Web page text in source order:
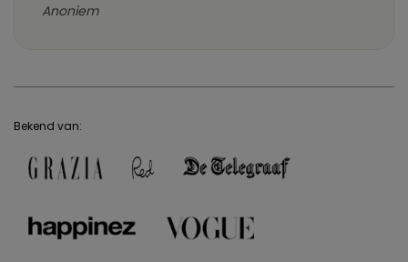
Anoniem
Bekend van: